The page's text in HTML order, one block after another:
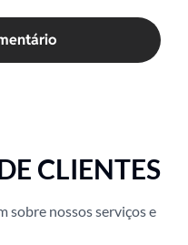
CLIENTES
sobre nossos serviços e